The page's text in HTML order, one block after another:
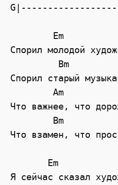
        Em
Спорил молодой
         Bm
Спорил старый
        Am
Что важнее, что
        Bm
Что взамен, что
       Em
Я сейчас сказал